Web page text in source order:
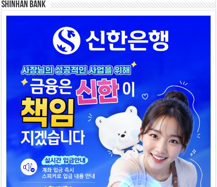
SHINHAN BANK